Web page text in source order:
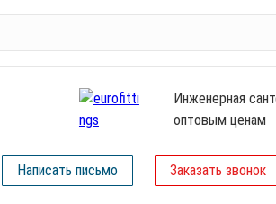
Инженерная
оптовым ценам
Написать письмо Заказать звонок